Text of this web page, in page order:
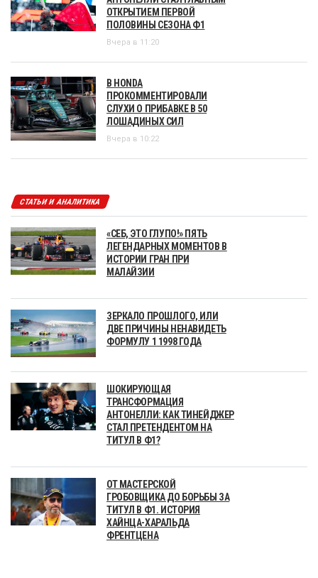
ОТКРЫТИЕМ ПЕРВОЙ
ПОЛОВИНЫ СЕЗОНА Ф1
Вчера в 11:20
В HONDA
ПРОКОММЕНТИРОВАЛИ
СЛУХИ О ПРИБАВКЕ В 50
ЛОШАДИНЫХ СИЛ
Вчера в 10:22
СТАТЬИ И АНАЛИТИКА
«СЕБ, ЭТО ГЛУПО!» ПЯТЬ
ЛЕГЕНДАРНЫХ МОМЕНТОВ В
ИСТОРИИ ГРАН ПРИ
МАЛАЙЗИИ
ЗЕРКАЛО ПРОШЛОГО, ИЛИ
ДВЕ ПРИЧИНЫ НЕНАВИДЕТЬ
ФОРМУЛУ 1 1998 ГОДА
ШОКИРУЮЩАЯ
ТРАНСФОРМАЦИЯ
АНТОНЕЛЛИ: КАК ТИНЕЙДЖЕР
СТАЛ ПРЕТЕНДЕНТОМ НА
ТИТУЛ В Ф1?
ОТ МАСТЕРСКОЙ
ГРОБОВЩИКА ДО БОРЬБЫ ЗА
ТИТУЛ В Ф1. ИСТОРИЯ
ХАЙНЦА-ХАРАЛЬДА
ФРЕНТЦЕНА